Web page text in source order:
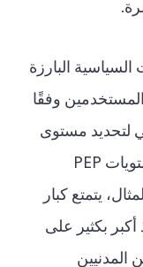
البارزة
(PEP) التابعة لشركة ComplyCube المستخدمين وفقًا
لتحديد مستوى
المخاطر لديهم. يواجه العملاء ذوو مستويات PEP
يتمتع كبار
بكثير على
المدنيين